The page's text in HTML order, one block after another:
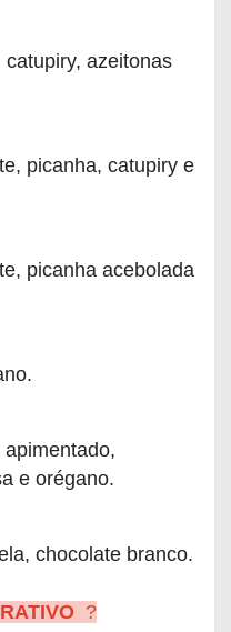
azeitonas
picanha, catupiry e
picanha acebolada
e orégano.
chocolate branco.
?